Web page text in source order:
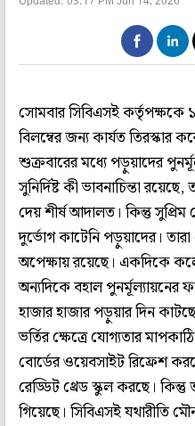
সোমবার সিবিএসই কর্তৃপক্ষকে
বিলম্বের জন্য কার্যত তিরস্কার
শুক্রবারের মধ্যে পড়ুয়াদের
সুনির্দিষ্ট কী ভাবনাচিন্তা
দেয় শীর্ষ আদালত। কিন্তু
দুর্ভোগ কাটেনি পড়ুয়াদের।
অপেক্ষায় রয়েছে। একদিকে
অন্যদিকে বহাল পুনর্মূল্যায়নের
হাজার হাজার পড়ুয়ার দিন
ভর্তির ক্ষেত্রে যোগ্যতার
বোর্ডের ওয়েবসাইট রিফ্রেশ
রেড্ডিট থ্রেড স্কুল করছে। কিন্তু
গিয়েছে। সিবিএসই যথারীতি